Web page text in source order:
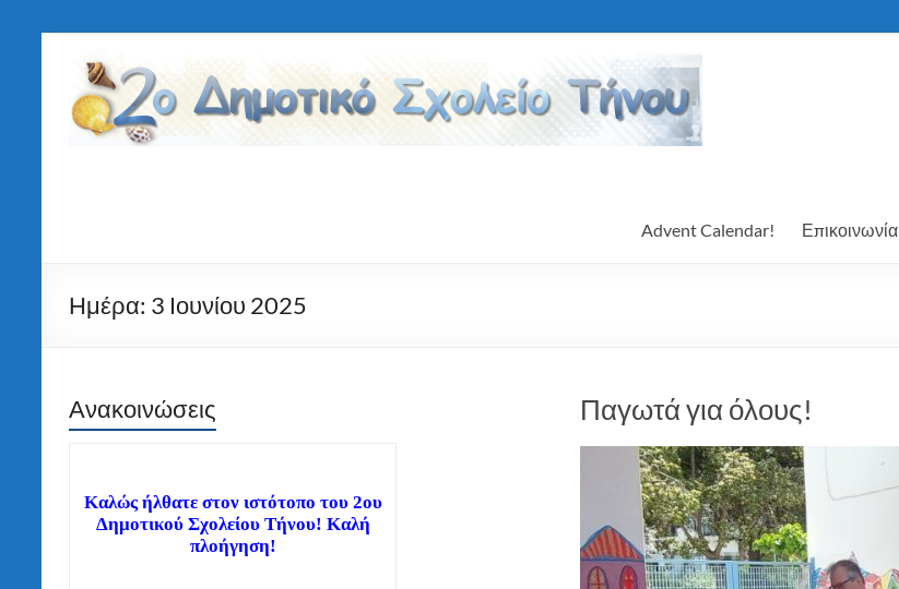
περιεχόμενο
2ο
Δημοτικό
Σχολείο
Advent Calendar! Επικοινωνία
Ημέρα: 3 Ιουνίου 2025
Παγωτά για όλους!
Ανακοινώσεις
Καλώς ήλθατε στον ιστότοπο του 2ου
Δημοτικού Σχολείου Τήνου! Καλή
πλοήγηση!